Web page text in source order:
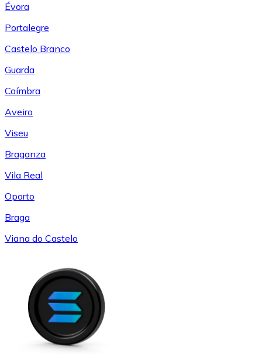
Évora
Portalegre
Castelo Branco
Guarda
Coímbra
Aveiro
Viseu
Braganza
Vila Real
Oporto
Braga
Viana do Castelo